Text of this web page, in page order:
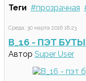
Теги
прозрачная
Среда, 30 марта 2016 18:23
B_16 - ПЭТ
Автор Super User